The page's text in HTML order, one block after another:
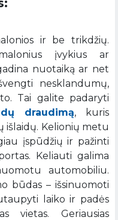
ir be trikdžių.
įvykius ar
nuotaiką ar net
nesklandumų,
Tai galite padaryti
draudimą, kuris
išlaidų. Kelionių metu
įspūdžių ir pažinti
Keliauti galima
automobiliu.
būdas – išsinuomoti
laiko ir padės
vietas. Geriausias